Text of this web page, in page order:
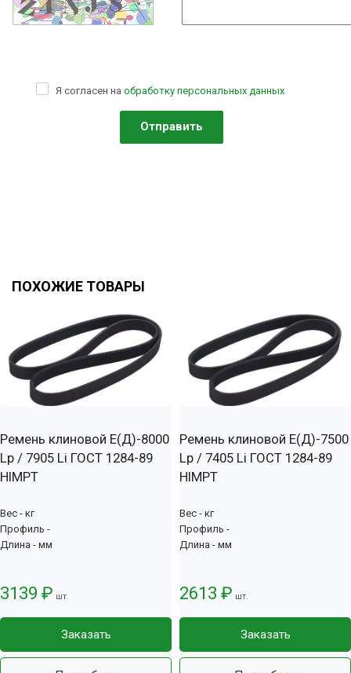
Я согласен на обработку персональных данных
ПОХОЖИЕ ТОВАРЫ
Ремень клиновой Е(Д)-8000
Lp / 7905 Li ГОСТ 1284-89
HIMPT
Вес - кг
Профиль -
Длина - мм
3139 ₽ шт.
Заказать
Ремень клиновой Е(Д)-7500
Lp / 7405 Li ГОСТ 1284-89
HIMPT
Вес - кг
Профиль -
Длина - мм
2613 ₽ шт.
Заказать